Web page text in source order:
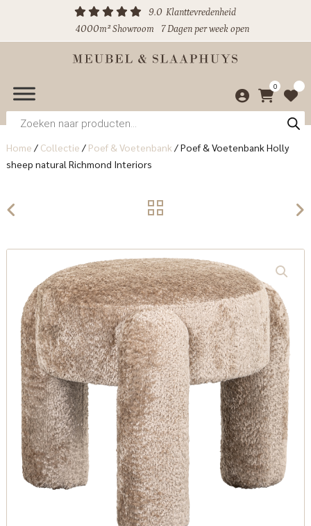
9.0 Klanttevredenheid
4000m² Showroom
7 Dagen per week open
0
Producten
zoeken
Home / Collectie / Poef & Voetenbank /Poef & Voetenbank Holly
sheep natural Richmond Interiors